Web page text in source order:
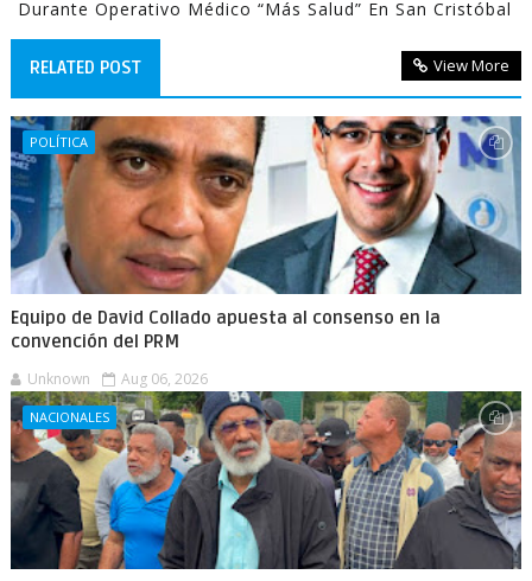
Durante Operativo Médico “Más Salud” En San Cristóbal
RELATED POST View More
POLÍTICA
Equipo de David Collado apuesta al consenso en la
convención del PRM
Unknown Aug 06, 2026
NACIONALES